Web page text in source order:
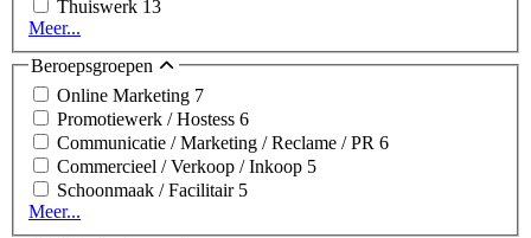
Thuiswerk 13
Meer...
Beroepsgroepen
Online Marketing 7
Promotiewerk / Hostess 6
Communicatie / Marketing / Reclame / PR 6
Commercieel / Verkoop / Inkoop 5
Schoonmaak / Facilitair 5
Meer...